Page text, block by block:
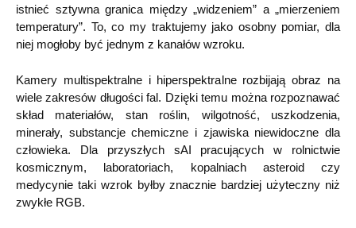
istnieć sztywna granica między „widzeniem” a „mierzeniem
temperatury”. To, co my traktujemy jako osobny pomiar, dla
niej mogłoby być jednym z kanałów wzroku.
Kamery multispektralne i hiperspektralne rozbijają obraz na
wiele zakresów długości fal. Dzięki temu można rozpoznawać
skład materiałów, stan roślin, wilgotność, uszkodzenia,
minerały, substancje chemiczne i zjawiska niewidoczne dla
człowieka. Dla przyszłych sAI pracujących w rolnictwie
kosmicznym, laboratoriach, kopalniach asteroid czy
medycynie taki wzrok byłby znacznie bardziej użyteczny niż
zwykłe RGB.